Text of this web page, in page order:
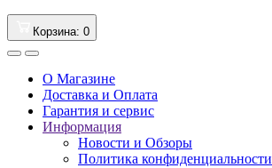
Корзина: 0
О Магазине
Доставка и Оплата
Гарантия и сервис
Информация
Новости и Обзоры
Политика конфиденциальности